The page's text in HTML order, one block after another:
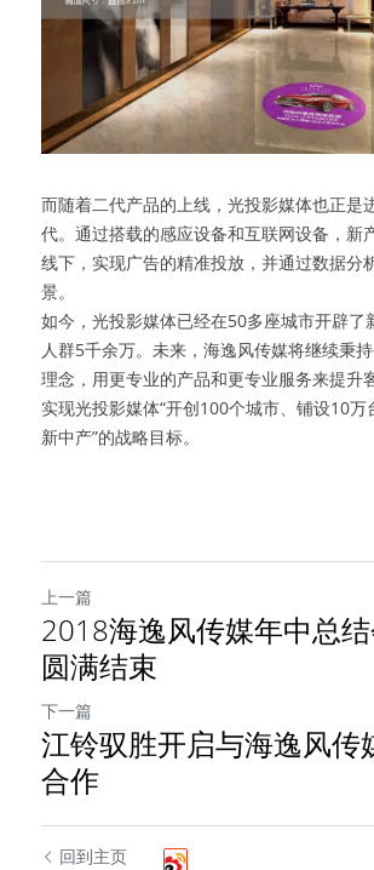
而随着二代产品的上线，光投影媒体也正是
代。通过搭载的感应设备和互联网设备，新
线下，实现广告的精准投放，并通过数据分
景。
如今，光投影媒体已经在50多座城市开辟了
人群5千余万。未来，海逸风传媒将继续秉
理念，用更专业的产品和更专业服务来提升
实现光投影媒体“开创100个城市、铺设10
新中产”的战略目标。
上一篇
2018海逸风传媒年中总
圆满结束
下一篇
江铃驭胜开启与海逸风传
合作
回到主页